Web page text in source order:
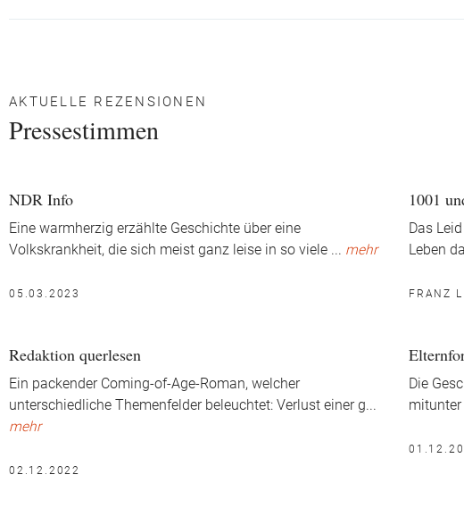
AKTUELLE REZENSIONEN
Pressestimmen
NDR Info
Eine warmherzig erzählte Geschichte über eine
Volkskrankheit, die sich meist ganz leise in so viele ... mehr
05.03.2023
1001
Das
Leben
FRANZ
Redaktion querlesen
Ein packender Coming-of-Age-Roman, welcher
unterschiedliche Themenfelder beleuchtet: Verlust einer g...
mehr
02.12.2022
Die